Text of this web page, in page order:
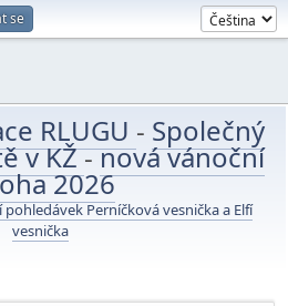
se
RLUGU - Společný
v KŽ-nová vánoční
2026
Perníčková vesnička a Elfí
vesnička